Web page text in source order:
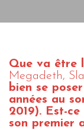
Que va être
Megadeth,
bien se
années au
2019). Est-
son premier